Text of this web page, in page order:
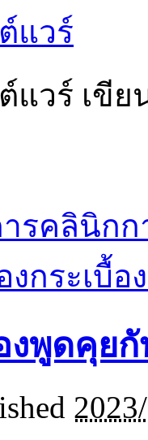
แวร์
วร์ เขีย
รคลินิก
กระเบื้อ
พูดคุยกั